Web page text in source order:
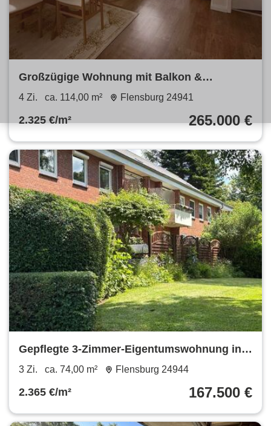
Großzügige Wohnung mit Balkon &
Stellplatz in FL
4 Zi. ca. 114,00 m² Flensburg 24941
2.325 €/m² 265.000 €
Gepflegte 3-Zimmer-Eigentumswohnung in
Strandnähe-FL-Mürwik
3 Zi. ca. 74,00 m² Flensburg 24944
2.365 €/m² 167.500 €